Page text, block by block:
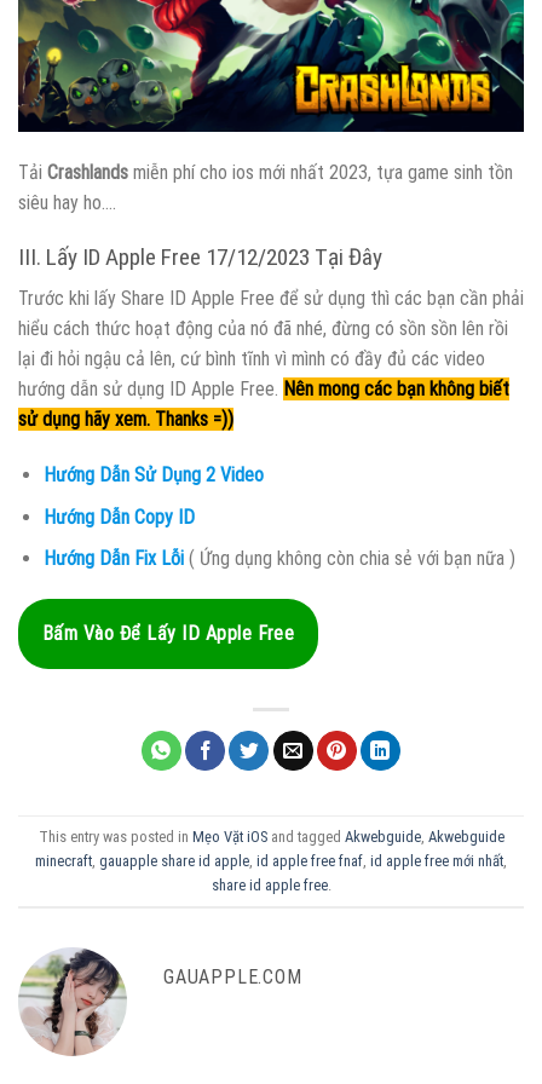
Tải Crashlands miễn phí cho ios mới nhất 2023, tựa game sinh tồn
siêu hay ho….
III. Lấy ID Apple Free 17/12/2023 Tại Đây
Trước khi lấy Share ID Apple Free để sử dụng thì các bạn cần phải
hiểu cách thức hoạt động của nó đã nhé, đừng có sồn sồn lên rồi
lại đi hỏi ngậu cả lên, cứ bình tĩnh vì mình có đầy đủ các video
hướng dẫn sử dụng ID Apple Free. Nên mong các bạn không biết
sử dụng hãy xem. Thanks =))
Hướng Dẫn Sử Dụng 2 Video
Hướng Dẫn Copy ID
Hướng Dẫn Fix Lỗi( Ứng dụng không còn chia sẻ với bạn nữa )
Bấm Vào Để Lấy ID Apple Free
This entry was posted in Mẹo Vặt iOSand tagged Akwebguide, Akwebguide
minecraft gauapple share id apple id apple free fnaf id apple free mới nhất
share id apple free.
GAUAPPLE.COM